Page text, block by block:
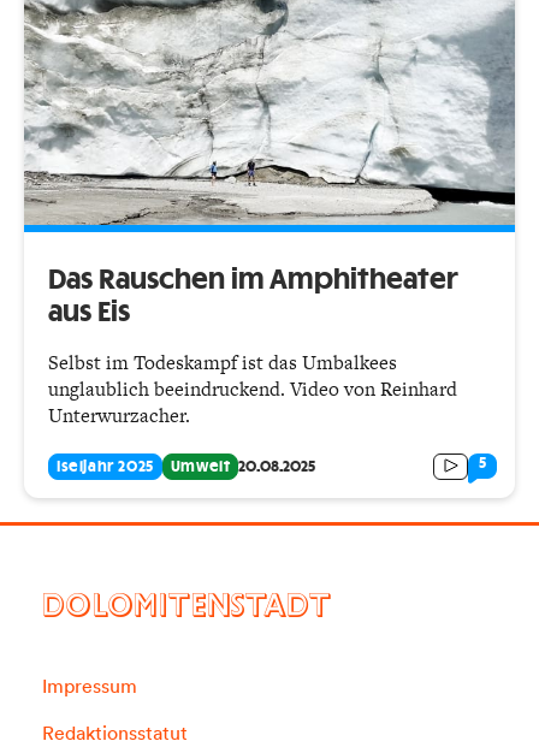
Das Rauschen im Amphitheater
aus Eis
Selbst im Todeskampf ist das Umbalkees
unglaublich beeindruckend. Video von Reinhard
Unterwurzacher.
Iseljahr 2025 Umwelt 20.08.2025 5
DOLOMITENSTADT
Impressum
Redaktionsstatut